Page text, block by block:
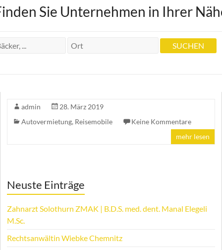
Sie Unternehmen in Ihrer
admin
28. März 2019
Autovermietung, Reisemobile
Keine Kommentare
mehr lesen
Neuste Einträge
Zahnarzt Solothurn ZMAK | B.D.S. med. dent. Manal Elegeli
M.Sc.
Rechtsanwältin Wiebke Chemnitz